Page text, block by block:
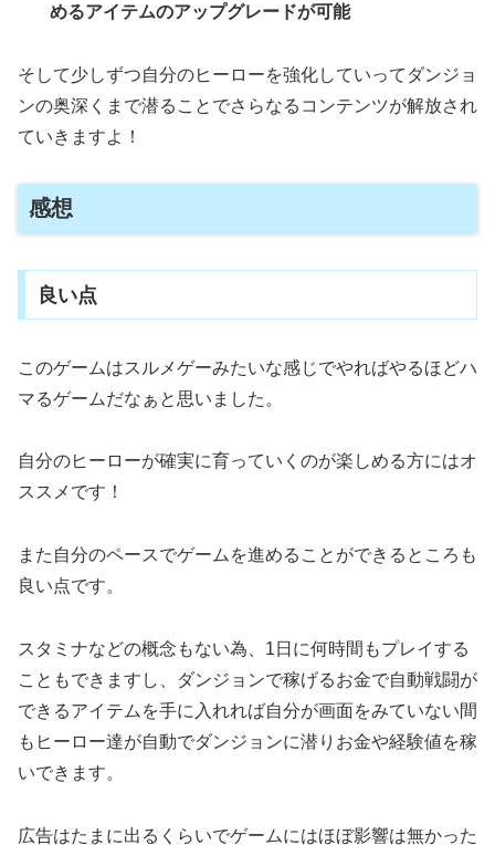
めるアイテムのアップグレードが可能
そして少しずつ自分のヒーローを強化していってダンジョ
ンの奥深くまで潜ることでさらなるコンテンツが解放され
ていきますよ！
感想
良い点
このゲームはスルメゲーみたいな感じでやればやるほどハ
マるゲームだなぁと思いました。
自分のヒーローが確実に育っていくのが楽しめる方にはオ
ススメです！
また自分のペースでゲームを進めることができるところも
良い点です。
スタミナなどの概念もない為、1日に何時間もプレイする
こともできますし、ダンジョンで稼げるお金で自動戦闘が
できるアイテムを手に入れれば自分が画面をみていない間
もヒーロー達が自動でダンジョンに潜りお金や経験値を稼
いできます。
広告はたまに出るくらいでゲームにはほぼ影響は無かった